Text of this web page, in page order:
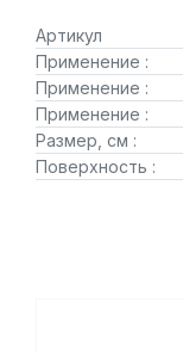
Артикул
Применение :
Применение :
Применение :
Размер, см :
Поверхность :